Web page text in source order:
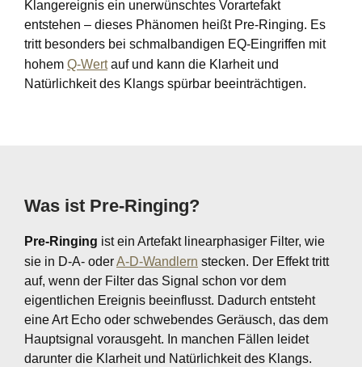
Klangereignis ein unerwünschtes Vorartefakt
entstehen – dieses Phänomen heißt Pre-Ringing. Es
tritt besonders bei schmalbandigen EQ-Eingriffen mit
hohem Q-Wertauf und kann die Klarheit und
Natürlichkeit des Klangs spürbar beeinträchtigen.
Was ist Pre-Ringing?
Pre-Ringing ist ein Artefakt linearphasiger Filter, wie
sie in D-A- oderA-D-Wandlern stecken. Der Effekt tritt
auf, wenn der Filter das Signal schon vor dem
eigentlichen Ereignis beeinflusst. Dadurch entsteht
eine Art Echo oder schwebendes Geräusch, das dem
Hauptsignal vorausgeht. In manchen Fällen leidet
darunter die Klarheit und Natürlichkeit des Klangs.